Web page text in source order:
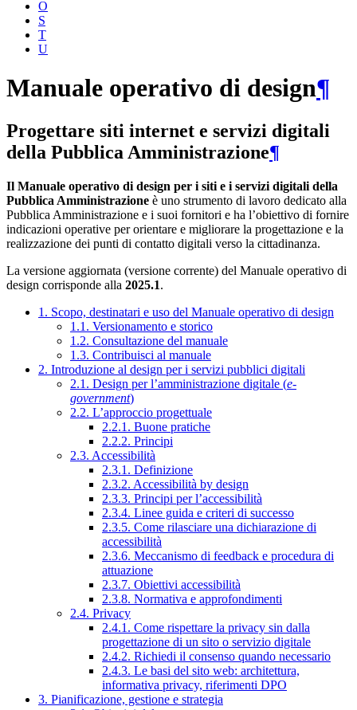
O
S
T
U
Manuale operativo di design¶
Progettare siti internet e servizi digitali
della Pubblica Amministrazione¶
Il Manuale operativo di design per i siti e i servizi digitali della
Pubblica Amministrazione è uno strumento di lavoro dedicato alla
Pubblica Amministrazione e i suoi fornitori e ha l’obiettivo di fornire
indicazioni operative per orientare e migliorare la progettazione e la
realizzazione dei punti di contatto digitali verso la cittadinanza.
La versione aggiornata (versione corrente) del Manuale operativo di
design corrisponde alla 2025.1.
1. Scopo, destinatari e uso del Manuale operativo di design
1.1. Versionamento e storico
1.2. Consultazione del manuale
1.3. Contribuisci al manuale
2. Introduzione al design per i servizi pubblici digitali
2.1. Design per l’amministrazione digitale (e-
government)
2.2. L’approccio progettuale
2.2.1. Buone pratiche
2.2.2. Principi
2.3. Accessibilità
2.3.1. Definizione
2.3.2. Accessibilità by design
2.3.3. Principi per l’accessibilità
2.3.4. Linee guida e criteri di successo
2.3.5. Come rilasciare una dichiarazione di
accessibilità
2.3.6. Meccanismo di feedback e procedura di
attuazione
2.3.7. Obiettivi accessibilità
2.3.8. Normativa e approfondimenti
2.4. Privacy
2.4.1. Come rispettare la privacy sin dalla
progettazione di un sito o servizio digitale
2.4.2. Richiedi il consenso quando necessario
2.4.3. Le basi del sito web: architettura,
informativa privacy, riferimenti DPO
3. Pianificazione, gestione e strategia